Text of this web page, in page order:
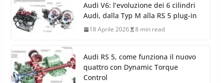
Audi V6: l’evoluzione dei 6 cilindri
Audi, dalla Typ M alla RS 5 plug-in
18 Aprile 2026 8 min read
Audi RS 5, come funziona il nuovo
quattro con Dynamic Torque
Control